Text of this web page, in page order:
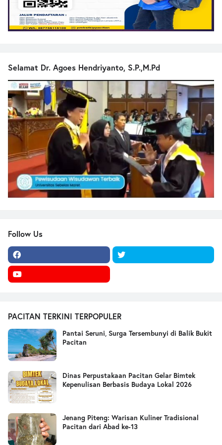
Selamat Dr. Agoes Hendriyanto, S.P.,M.Pd
Follow Us
PACITAN TERKINI TERPOPULER
Pantai Seruni, Surga Tersembunyi di Balik Bukit
Pacitan
Dinas Perpustakaan Pacitan Gelar Bimtek
Kepenulisan Berbasis Budaya Lokal 2026
Jenang Piteng: Warisan Kuliner Tradisional
Pacitan dari Abad ke-13